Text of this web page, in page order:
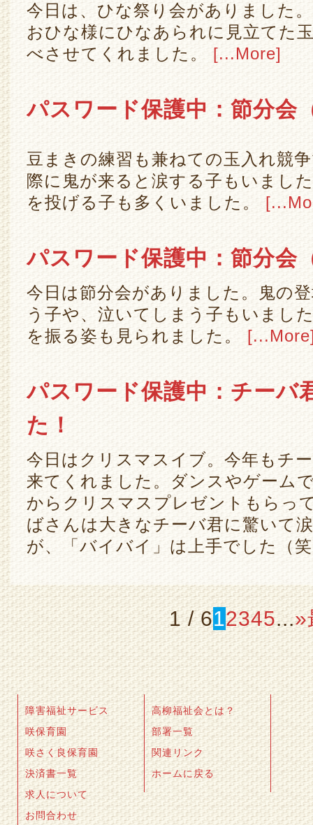
今日は、ひな祭り会がありました
おひな様にひなあられに見立てた
べさせてくれました。 [...More]
パスワード保護中：節分会
豆まきの練習も兼ねての玉入れ競
際に鬼が来ると涙する子もいまし
を投げる子も多くいました。
パスワード保護中：節分会
今日は節分会がありました。鬼の
う子や、泣いてしまう子もいまし
を振る姿も見られました。
パスワード保護中：チーバ
た！
今日はクリスマスイブ。今年もチ
来てくれました。ダンスやゲーム
からクリスマスプレゼントもらっ
ばさんは大きなチーバ君に驚いて
が、「バイバイ」は上手でした（
1 / 612345...»
障害福祉サービス
咲保育園
咲さく良保育園
決済書一覧
求人について
お問合わせ
高柳福祉会とは？
部署一覧
関連リンク
ホームに戻る